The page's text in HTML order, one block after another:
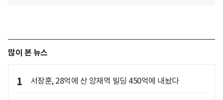
많이 본 뉴스
1 서장훈, 28억에 산 양재역 빌딩 450억에 내놨다